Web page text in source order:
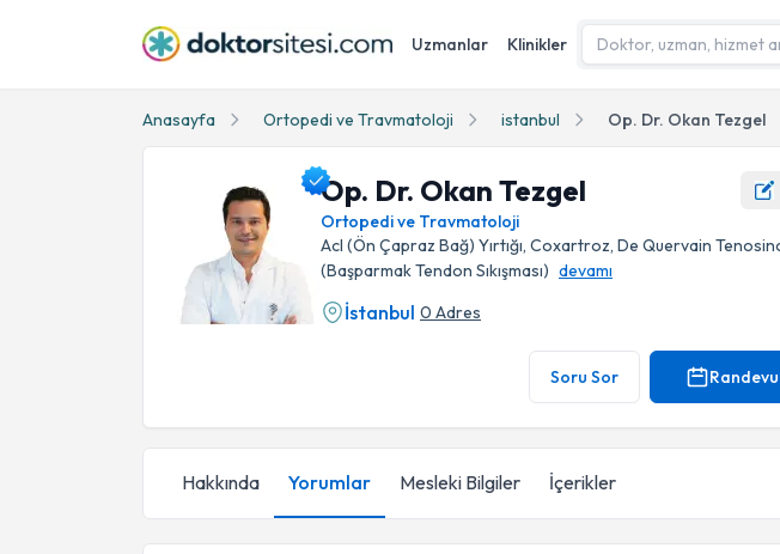
Uzmanlar Klinikler
Anasayfa Ortopedi ve Travmatoloji istanbul Op. Dr. Okan Tezgel
Op. Dr. Okan Tezgel
Ortopedi ve Travmatoloji
Acl (Ön Çapraz Bağ) Yırtığı, Coxartroz, De Quervain
(Başparmak Tendon Sıkışması) devamı
İstanbul 0 Adres
Soru Sor
Hakkında Yorumlar Mesleki Bilgiler İçerikler